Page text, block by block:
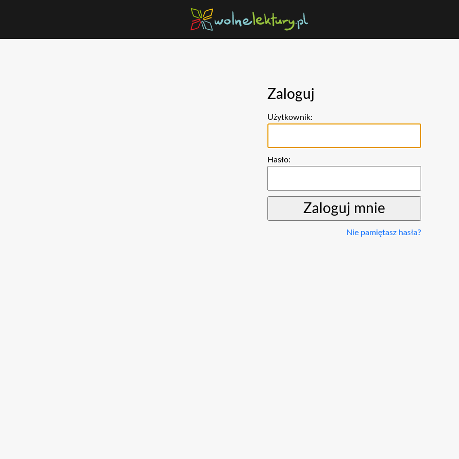
Zaloguj
Użytkownik:
Hasło:
Nie pamiętasz hasła?